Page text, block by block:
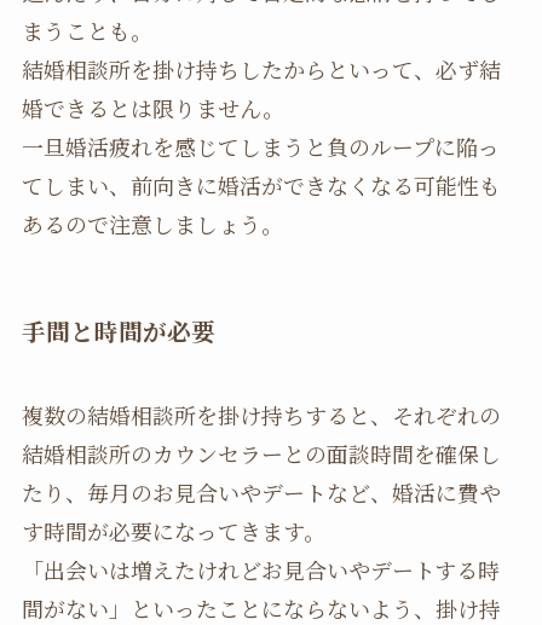
まうことも。
結婚相談所を掛け持ちしたからといって、必ず結
婚できるとは限りません。
一旦婚活疲れを感じてしまうと負のループに陥っ
てしまい、前向きに婚活ができなくなる可能性も
あるので注意しましょう。
手間と時間が必要
複数の結婚相談所を掛け持ちすると、それぞれの
結婚相談所のカウンセラーとの面談時間を確保し
たり、毎月のお見合いやデートなど、婚活に費や
す時間が必要になってきます。
「出会いは増えたけれどお見合いやデートする時
間がない」といったことにならないよう、掛け持